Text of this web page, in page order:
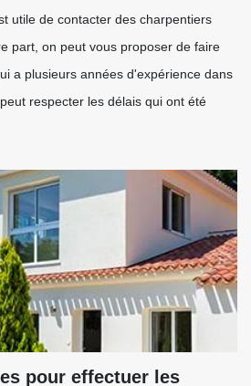
utile de contacter des charpentiers
part, on peut vous proposer de faire
a plusieurs années d'expérience dans
respecter les délais qui ont été
pour effectuer les